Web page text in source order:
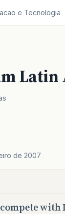
e Tecnologia
de 2007
with